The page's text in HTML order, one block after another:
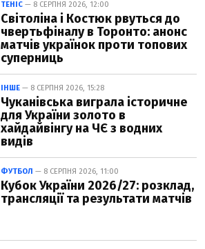
ТЕНІС — 8 СЕРПНЯ 2026, 12:00
Світоліна і Костюк рвуться до
чвертьфіналу в Торонто: анонс
матчів українок проти топових
суперниць
ІНШЕ — 8 СЕРПНЯ 2026, 15:28
Чуканівська виграла історичне
для України золото в
хайдайвінгу на ЧЄ з водних
видів
ФУТБОЛ — 8 СЕРПНЯ 2026, 11:00
Кубок України 2026/27: розклад,
трансляції та результати матчів